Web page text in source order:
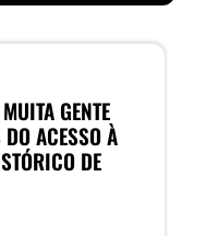
GENTE
ACESSO À
DE